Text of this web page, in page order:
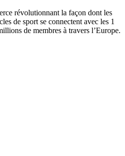
révolutionnant la façon dont les
de sport se connectent avec les 1
de membres à travers l’Europe.